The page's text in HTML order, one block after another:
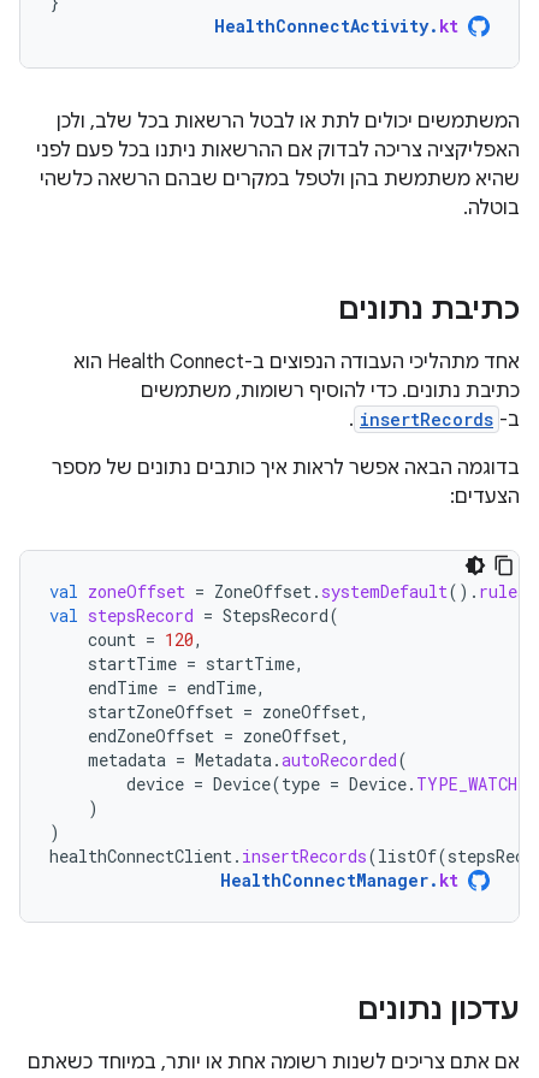
HealthConnectActivity. kt
המשתמשים יכולים לתת או לבטל הרשאות בכל שלב, ולכן
האפליקציה צריכה לבדוק אם ההרשאות ניתנו בכל פעם לפני
שהיא משתמשת בהן ולטפל במקרים שבהם הרשאה כלשהי
בוטלה.
כתיבת נתונים
אחד מתהליכי העבודה הנפוצים ב-Health Connect הוא
כתיבת נתונים. כדי להוסיף רשומות, משתמשים
ב- insertRecords
.
בדוגמה הבאה אפשר לראות איך כותבים נתונים של מספר
הצעדים:
val zoneOffset = ZoneOffset. systemDefault(). rules
val stepsRecord = StepsRecord(
count = 120,
startTime = startTime,
endTime = endTime,
startZoneOffset = zoneOffset,
endZoneOffset = zoneOffset,
metadata = Metadata.autoRecorded(
device = Device(type = Device. TYPE_WATCH
)
)
healthConnectClient. insertRecords(listOf(
HealthConnectManager. kt
עדכון נתונים
אם אתם צריכים לשנות רשומה אחת או יותר, במיוחד כשאתם